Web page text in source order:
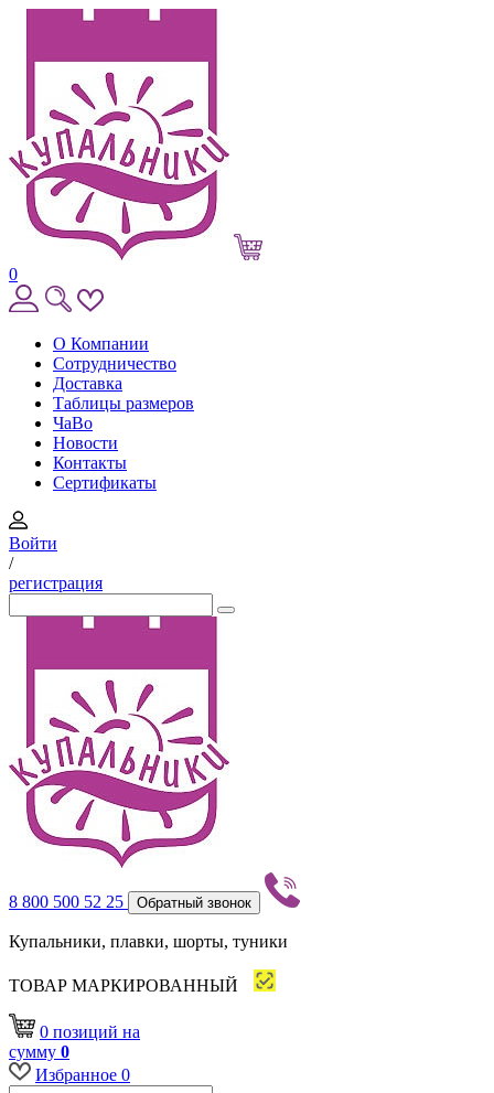
0
О Компании
Сотрудничество
Доставка
Таблицы размеров
ЧаВо
Новости
Контакты
Сертификаты
Войти
/
регистрация
8 800 500 52 25 Обратный звонок
Купальники, плавки, шорты, туники
ТОВАР МАРКИРОВАННЫЙ
0 позиций на
сумму 0
Избранное 0